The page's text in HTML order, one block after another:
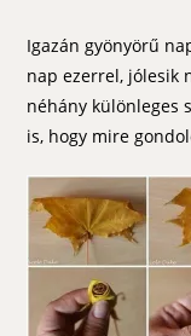
Igazán gyönyörű
nap ezerrel, jólesik
néhány különleges
is, hogy mire